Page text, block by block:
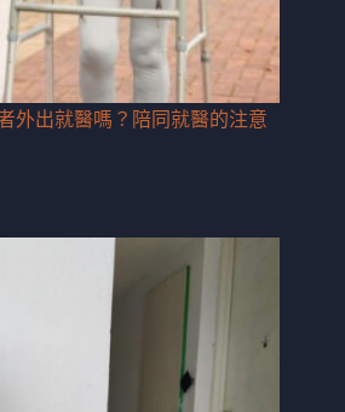
外出就醫嗎？陪同就醫的注意